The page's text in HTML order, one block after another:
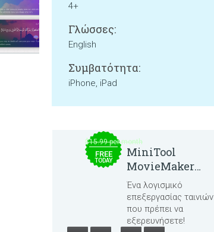
4+
Γλώσσες:
English
Συμβατότητα:
iPhone, iPad
$15.99 per month
FREE
TODAY
MiniTool
MovieMaker
8.8.0
Ένα λογισμικό
επεξεργασίας ταινιών
που πρέπει να
εξερευνήσετε!